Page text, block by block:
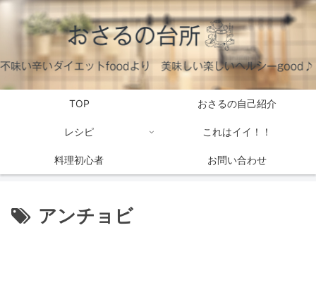
TOP おさるの自己紹介
レシピ これはイイ！！
料理初心者 お問い合わせ
アンチョビ